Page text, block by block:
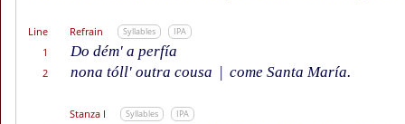
Line Refrain Syllables IPA
1 Do dém' a perfía
2 nona tóll' outra cousa | come Santa María.
Stanza I Syllables IPA